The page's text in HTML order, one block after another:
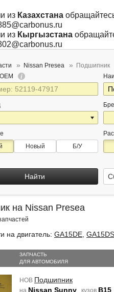
из Казахстана
из Кыргызстана
Nissan Presea
Подшипник
Новый Б/У
Найти
на Nissan Presea
на двигатель: GA15DE GA15DS
ЗАПЧАСТЬ
ДЛЯ АВТОМОБИЛЯ
НОВ Подшипник
на Nissan Sunny кузов B15